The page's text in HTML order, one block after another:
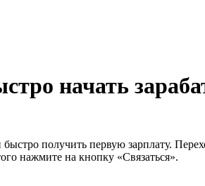
начать
получить первую зарплату.
нажмите на кнопку «Связаться».